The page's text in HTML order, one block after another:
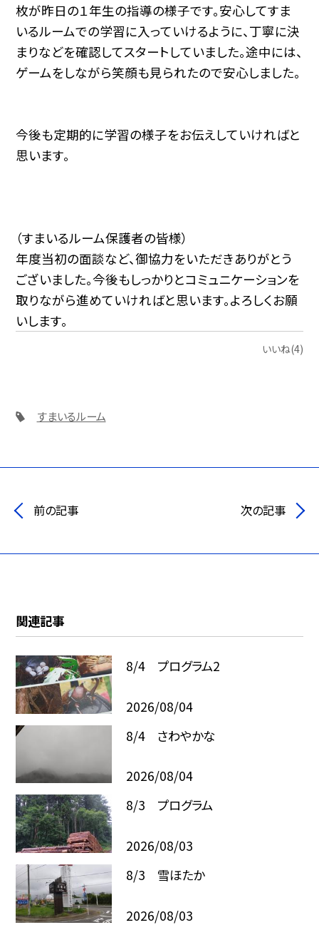
枚が昨日の１年生の指導の様子です。安心してすま
いるルームでの学習に入っていけるように、丁寧に決
まりなどを確認してスタートしていました。途中には、
ゲームをしながら笑顔も見られたので安心しました。
今後も定期的に学習の様子をお伝えしていければと
思います。
（すまいるルーム保護者の皆様）
年度当初の面談など、御協力をいただきありがとう
ございました。今後もしっかりとコミュニケーションを
取りながら進めていければと思います。よろしくお願
いします。
いいね(4)
すまいるルーム
前の記事 次の記事
関連記事
8/4 プログラム2
2026/08/04
8/4 さわやかな
2026/08/04
8/3 プログラム
2026/08/03
8/3 雪ほたか
2026/08/03